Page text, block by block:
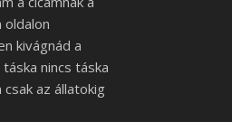
oldalon
kivágnád a
nincs táska
az állatokig